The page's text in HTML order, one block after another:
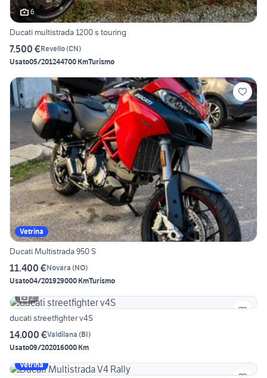
6
Ducati multistrada 1200 s touring
7.500 €Revello(CN)
Usato05/201244700 KmTurismo
Vetrina
Ducati Multistrada 950 S
11.400 €Novara (NO)
Usato04/201929000 KmTurismo
2
ducati streetfighter v4S
14.000 €Valdilana (BI)
Usato09/202016000 Km
Vetrina